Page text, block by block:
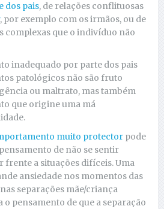
dos pais, de relações conflituosas
, por exemplo com os irmãos, ou de
complexas que o indivíduo não
inadequado por parte dos pais
patológicos não são fruto
ou maltrato, mas também
que origine uma má
muito protector pode
de não se sentir
frente a situações difíceis. Uma
ansiedade nos momentos das
separações mãe/criança
pensamento de que a separação